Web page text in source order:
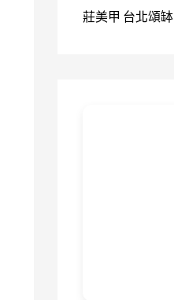
莊美甲 台北頌缽